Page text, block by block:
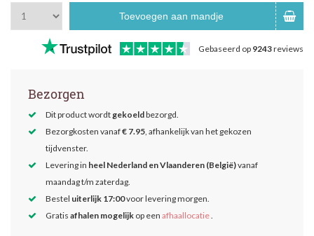
Toevoegen aan mandje
Gebaseerd op 9243reviews
Bezorgen
Dit product wordtgekoeldbezorgd.
Bezorgkosten vanaf€ 7.95, afhankelijk van het gekozen
tijdvenster.
Levering in heel Nederland en Vlaanderen (België)vanaf
maandag t/m zaterdag.
Bestel uiterlijk 17:00voor levering morgen.
Gratis afhalen mogelijk op een afhaallocatie.